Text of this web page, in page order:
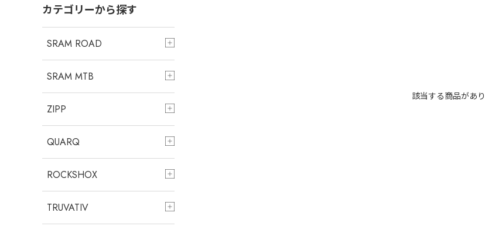
カテゴリーから探す
SRAM ROAD
SRAM MTB
ZIPP
QUARQ
ROCKSHOX
TRUVATIV
該当する商品があり